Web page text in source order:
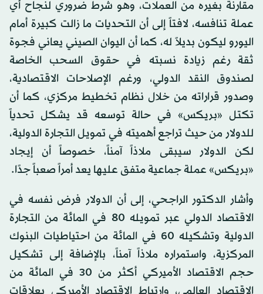
مقارنة بغيره من العملات، وهو شرط ضروري لنجاح أي
عملة تنافسه، لافتاً إلى أن التحديات ما زالت كبيرة أمام
اليورو ليكون بديلاً له، كما أن اليوان الصيني يعاني فجوة
ثقة رغم زيادة نسبته في حقوق السحب الخاصة
لصندوق النقد الدولي، ورغم الإصلاحات الاقتصادية،
وصدور قراراته من خلال نظام تخطيط مركزي، كما أن
تكتل «بريكس» في حالة توسعه قد يشكل تحدياً
للدولار من حيث تراجع أهميته في تمويل التجارة الدولية،
لكن الدولار سيبقى ملاذاً آمناً، خصوصاً أن إيجاد
«بريكس» عملة جماعية متفق عليها يعد أمراً صعباً جدًا.
وأشار الدكتور الراجحي، إلى أن الدولار فرض نفسه في
الاقتصاد الدولي عبر تمويله 80 في المائة من التجارة
الدولية وتشكيله 60 في المائة من احتياطيات البنوك
المركزية، واستمراره ملاذاً آمناً، بالإضافة إلى تشكيل
حجم الاقتصاد الأميركي أكثر من 30 في المائة من